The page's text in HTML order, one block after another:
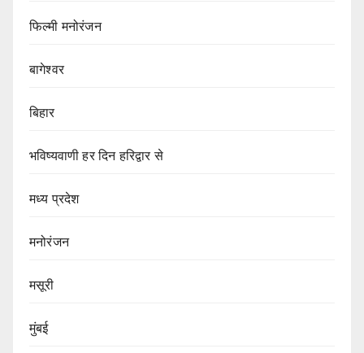
फिल्मी मनोरंजन
बागेश्वर
बिहार
भविष्यवाणी हर दिन हरिद्वार से
मध्य प्रदेश
मनोरंजन
मसूरी
मुंबई